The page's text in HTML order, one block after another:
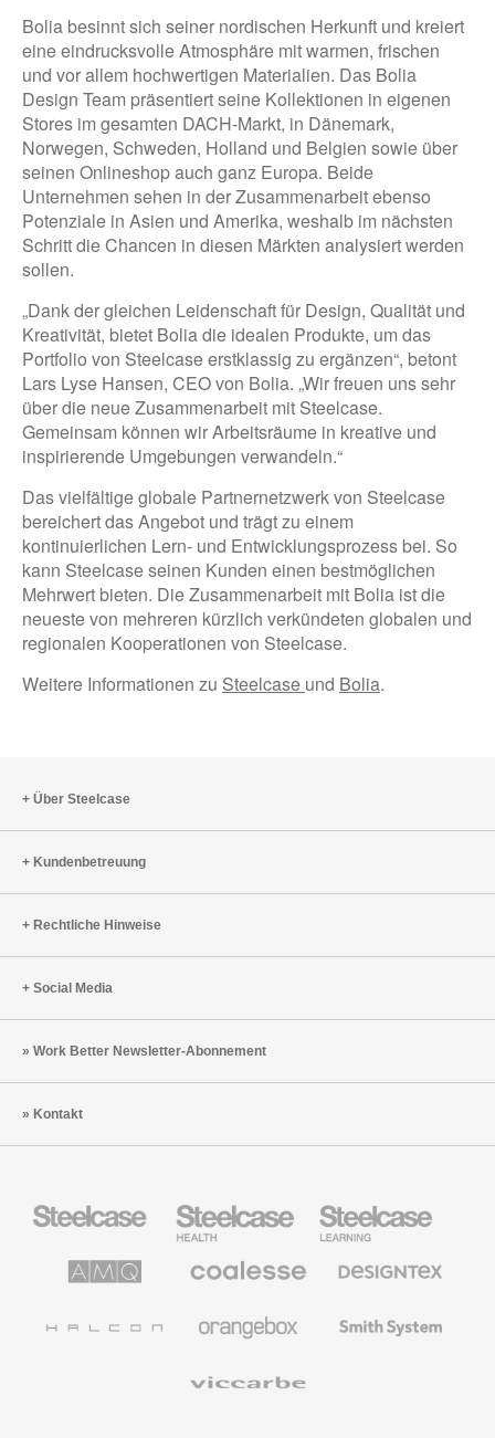
Bolia besinnt sich seiner nordischen Herkunft und kreiert
eine eindrucksvolle Atmosphäre mit warmen, frischen
und vor allem hochwertigen Materialien. Das Bolia
Design Team präsentiert seine Kollektionen in eigenen
Stores im gesamten DACH-Markt, in Dänemark,
Norwegen, Schweden, Holland und Belgien sowie über
seinen Onlineshop auch ganz Europa. Beide
Unternehmen sehen in der Zusammenarbeit ebenso
Potenziale in Asien und Amerika, weshalb im nächsten
Schritt die Chancen in diesen Märkten analysiert werden
sollen.
„Dank der gleichen Leidenschaft für Design, Qualität und
Kreativität, bietet Bolia die idealen Produkte, um das
Portfolio von Steelcase erstklassig zu ergänzen“, betont
Lars Lyse Hansen, CEO von Bolia. „Wir freuen uns sehr
über die neue Zusammenarbeit mit Steelcase.
Gemeinsam können wir Arbeitsräume in kreative und
inspirierende Umgebungen verwandeln.“
Das vielfältige globale Partnernetzwerk von Steelcase
bereichert das Angebot und trägt zu einem
kontinuierlichen Lern- und Entwicklungsprozess bei. So
kann Steelcase seinen Kunden einen bestmöglichen
Mehrwert bieten. Die Zusammenarbeit mit Bolia ist die
neueste von mehreren kürzlich verkündeten globalen und
regionalen Kooperationen von Steelcase.
Weitere Informationen zu Steelcase und Bolia.
Über Steelcase
Kundenbetreuung
Rechtliche Hinweise
Social Media
Work Better Newsletter-Abonnement
Kontakt
Büromöbel
Health
Education
Möbel
Solutions
Büromöbel
Textilien
System